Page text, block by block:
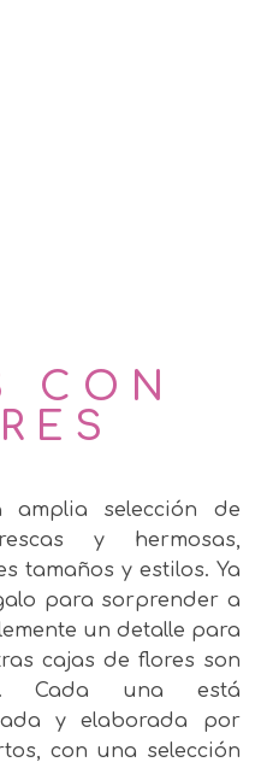
CON
amplia selección de
y hermosas,
tamaños y estilos. Ya
para sorprender a
un detalle para
cajas de flores son
Cada una está
y elaborada por
con una selección